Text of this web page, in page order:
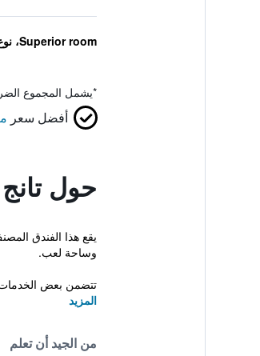
Superior room، نوع السرير غير معروف
*يشمل المجموع
أفضل سعر
حول
وساحة لعب.
تتضمن بعض
المزيد
من الجيد أن تعلم